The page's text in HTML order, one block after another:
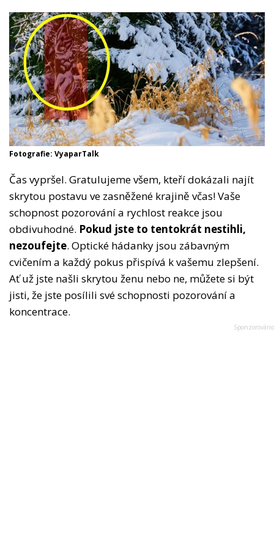
Fotografie: VyaparTalk
Čas vypršel. Gratulujeme všem, kteří dokázali najít
skrytou postavu ve zasněžené krajině včas! Vaše
schopnost pozorování a rychlost reakce jsou
obdivuhodné. Pokud jste to tentokrát nestihli,
nezoufejte. Optické hádanky jsou zábavným
cvičením a každý pokus přispívá k vašemu zlepšení.
Ať už jste našli skrytou ženu nebo ne, můžete si být
jisti, že jste posílili své schopnosti pozorování a
koncentrace.